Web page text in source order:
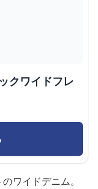
クワイドフレ
ワイドデニム。